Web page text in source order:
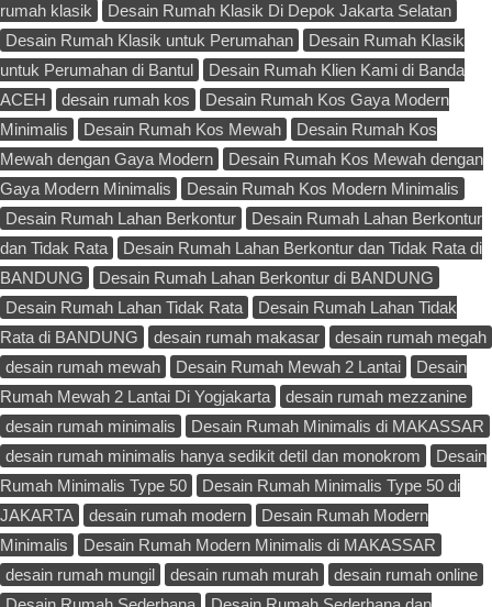
rumah klasik
Desain Rumah Klasik Di Depok Jakarta Selatan
Desain Rumah Klasik untuk Perumahan
Desain Rumah Klasik
untuk Perumahan di Bantul
Desain Rumah Klien Kami di Banda
ACEH
desain rumah kos
Desain Rumah Kos Gaya Modern
Minimalis
Desain Rumah Kos Mewah
Desain Rumah Kos
Mewah dengan Gaya Modern
Desain Rumah Kos Mewah dengan
Gaya Modern Minimalis
Desain Rumah Kos Modern Minimalis
Desain Rumah Lahan Berkontur
Desain Rumah Lahan Berkontur
dan Tidak Rata
Desain Rumah Lahan Berkontur dan Tidak Rata di
BANDUNG
Desain Rumah Lahan Berkontur di BANDUNG
Desain Rumah Lahan Tidak Rata
Desain Rumah Lahan Tidak
Rata di BANDUNG
desain rumah makasar
desain rumah megah
desain rumah mewah
Desain Rumah Mewah 2 Lantai
Desain
Rumah Mewah 2 Lantai Di Yogjakarta
desain rumah mezzanine
desain rumah minimalis
Desain Rumah Minimalis di MAKASSAR
desain rumah minimalis hanya sedikit detil dan monokrom
Desain
Rumah Minimalis Type 50
Desain Rumah Minimalis Type 50 di
JAKARTA
desain rumah modern
Desain Rumah Modern
Minimalis
Desain Rumah Modern Minimalis di MAKASSAR
desain rumah mungil
desain rumah murah
desain rumah online